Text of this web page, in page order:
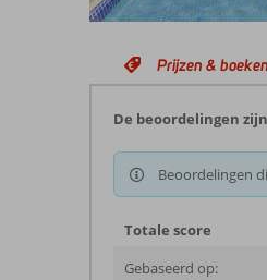
Prijzen & boeken
De beoordelingen
Beoordelingen
Totale score
Gebaseerd op: